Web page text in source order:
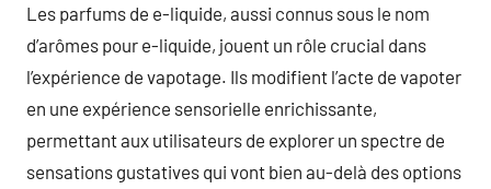
Les parfums de e-liquide, aussi connus sous le nom
d’arômes pour e-liquide, jouent un rôle crucial dans
l’expérience de vapotage. Ils modifient l’acte de vapoter
en une expérience sensorielle enrichissante,
permettant aux utilisateurs de explorer un spectre de
sensations gustatives qui vont bien au-delà des options